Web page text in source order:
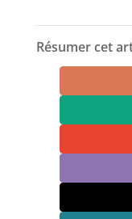
Résumer cet